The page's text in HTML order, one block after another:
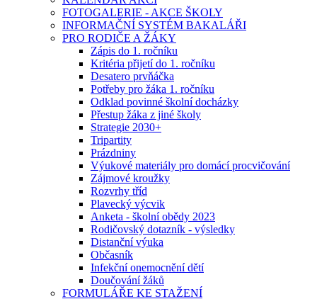
FOTOGALERIE - AKCE ŠKOLY
INFORMAČNÍ SYSTÉM BAKALÁŘI
PRO RODIČE A ŽÁKY
Zápis do 1. ročníku
Kritéria přijetí do 1. ročníku
Desatero prvňáčka
Potřeby pro žáka 1. ročníku
Odklad povinné školní docházky
Přestup žáka z jiné školy
Strategie 2030+
Tripartity
Prázdniny
Výukové materiály pro domácí procvičování
Zájmové kroužky
Rozvrhy tříd
Plavecký výcvik
Anketa - školní obědy 2023
Rodičovský dotazník - výsledky
Distanční výuka
Občasník
Infekční onemocnění dětí
Doučování žáků
FORMULÁŘE KE STAŽENÍ